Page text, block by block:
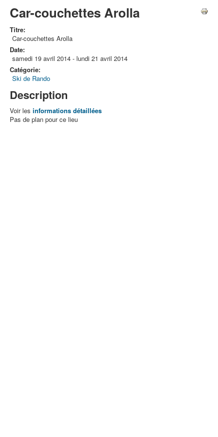
Car-couchettes Arolla
Titre:
Car-couchettes Arolla
Date:
samedi 19 avril 2014 - lundi 21 avril 2014
Catégorie:
Ski de Rando
Description
Voir les informations détaillées
Pas de plan pour ce lieu